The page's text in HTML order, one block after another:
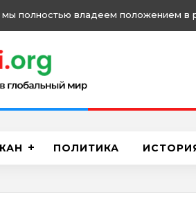
мы полностью владеем положением в
ПОЛИТИКА